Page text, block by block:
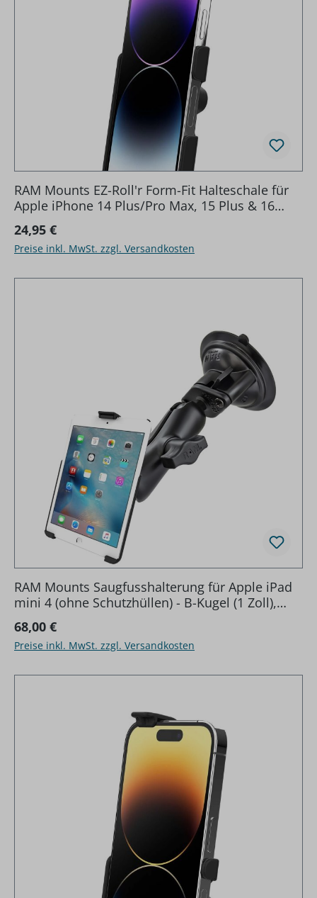
RAM Mounts EZ-Roll'r Form-Fit Halteschale für
Apple iPhone 14 Plus/Pro Max, 15 Plus & 16
Plus - Ohne Schutzhülle
Regulärer Preis:
24,95 €
Preise inkl. MwSt. zzgl. Versandkosten
RAM Mounts Saugfusshalterung für Apple iPad
mini 4 (ohne Schutzhüllen) - B-Kugel (1 Zoll),
mittlerer Verbindungsarm
Regulärer Preis:
68,00 €
Preise inkl. MwSt. zzgl. Versandkosten